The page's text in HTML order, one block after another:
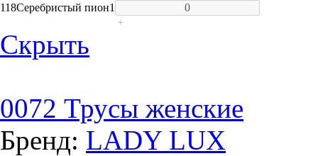
118Серебристый пион1
+
Скрыть
0072 Трусы женские
Бренд: LADY LUX